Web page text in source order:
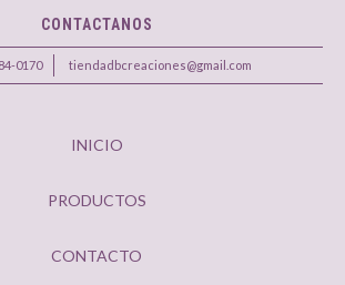
CONTACTANOS
0170 tiendadbcreaciones@gmail.com
INICIO
PRODUCTOS
CONTACTO